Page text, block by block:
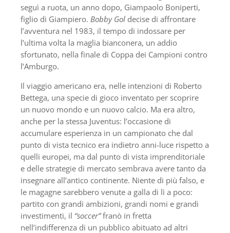
seguì a ruota, un anno dopo, Giampaolo Boniperti,
figlio di Giampiero. Bobby Gol decise di affrontare
l’avventura nel 1983, il tempo di indossare per
l’ultima volta la maglia bianconera, un addio
sfortunato, nella finale di Coppa dei Campioni contro
l’Amburgo.
Il viaggio americano era, nelle intenzioni di Roberto
Bettega, una specie di gioco inventato per scoprire
un nuovo mondo e un nuovo calcio. Ma era altro,
anche per la stessa Juventus: l’occasione di
accumulare esperienza in un campionato che dal
punto di vista tecnico era indietro anni-luce rispetto a
quelli europei, ma dal punto di vista imprenditoriale
e delle strategie di mercato sembrava avere tanto da
insegnare all’antico continente. Niente di più falso, e
le magagne sarebbero venute a galla di lì a poco:
partito con grandi ambizioni, grandi nomi e grandi
investimenti, il “soccer”franò in fretta
nell’indifferenza di un pubblico abituato ad altri